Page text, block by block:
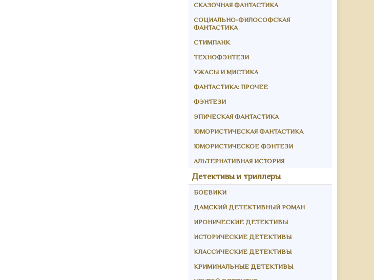
СКАЗОЧНАЯ ФАНТАСТИКА
СОЦИАЛЬНО-ФИЛОСОФСКАЯ
ФАНТАСТИКА
СТИМПАНК
ТЕХНОФЭНТЕЗИ
УЖАСЫ И МИСТИКА
ФАНТАСТИКА: ПРОЧЕЕ
ФЭНТЕЗИ
ЭПИЧЕСКАЯ ФАНТАСТИКА
ЮМОРИСТИЧЕСКАЯ ФАНТАСТИКА
ЮМОРИСТИЧЕСКОЕ ФЭНТЕЗИ
АЛЬТЕРНАТИВНАЯ ИСТОРИЯ
Детективы и триллеры
БОЕВИКИ
ДАМСКИЙ ДЕТЕКТИВНЫЙ РОМАН
ИРОНИЧЕСКИЕ ДЕТЕКТИВЫ
ИСТОРИЧЕСКИЕ ДЕТЕКТИВЫ
КЛАССИЧЕСКИЕ ДЕТЕКТИВЫ
КРИМИНАЛЬНЫЕ ДЕТЕКТИВЫ